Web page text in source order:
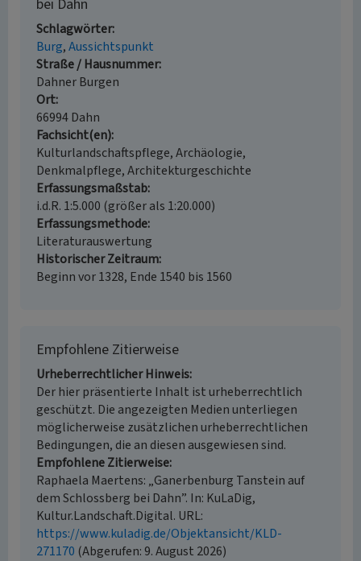
bei Dahn
Schlagwörter
Burg Aussichtspunkt
Straße / Hausnummer
Dahner Burgen
Ort
66994 Dahn
Fachsicht(en)
Kulturlandschaftspflege, Archäologie,
Denkmalpflege, Architekturgeschichte
Erfassungsmaßstab
i.d.R. 1:5.000 (größer als 1:20.000)
Erfassungsmethode
Literaturauswertung
Historischer Zeitraum
Beginn vor 1328, Ende 1540 bis 1560
Empfohlene Zitierweise
Urheberrechtlicher Hinweis
Der hier präsentierte Inhalt ist urheberrechtlich
geschützt. Die angezeigten Medien unterliegen
möglicherweise zusätzlichen urheberrechtlichen
Bedingungen, die an diesen ausgewiesen sind.
Empfohlene Zitierweise
Raphaela Maertens: „Ganerbenburg Tanstein auf
dem Schlossberg bei Dahn”. In: KuLaDig,
Kultur.Landschaft.Digital. URL:
https://www.kuladig.de/Objektansicht/KLD-
271170 (Abgerufen: 9. August 2026)